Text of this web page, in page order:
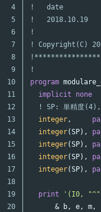
4
5
6
7
8
9
10
11
12
13
14
15
16
17
18
19
20
!   date
!   2018.10.19
!
! Copyright(C)
!
program
implicit
none
! SP: 単精度
integer,
integer(SP),
integer(SP),
integer(SP),
integer(SP),
print '(I0,
&
b, e, m,